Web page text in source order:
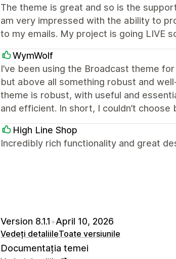
The theme is great and so is the
am very impressed with the ability to
to my emails. My project is going LIVE
WymWolf
I’ve been using the Broadcast theme
but above all something robust and
theme is robust, with useful and
and efficient. In short, I couldn’t choose
High Line Shop
Incredibly rich functionality and great
Version 8.1.1•April 10, 2026
Vedeți detaliileToate versiunile
Documentația temei